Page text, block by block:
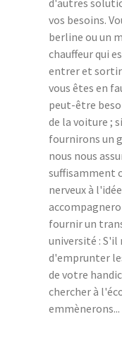
d'autres
vos besoins.
berline ou un
chauffeur qui
entrer et sortir
vous êtes en
peut-être
de la voiture ;
fournirons un
nous nous
suffisamment
nerveux à
fournir un
université : S'il
d'emprunter
de votre
chercher à
emmènerons...